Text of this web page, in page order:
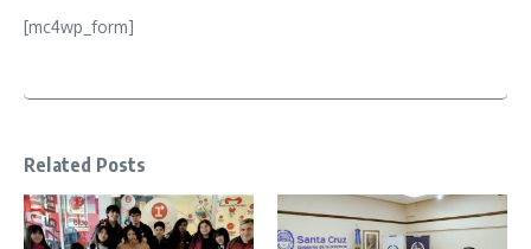
[mc4wp_form]
Related Posts